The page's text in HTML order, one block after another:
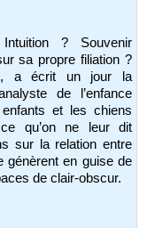
? Souvenir
sa propre filiation ?
a écrit un jour la
de l’enfance
et les chiens
qu’on ne leur dit
sur la relation entre
génèrent en guise de
de clair-obscur.